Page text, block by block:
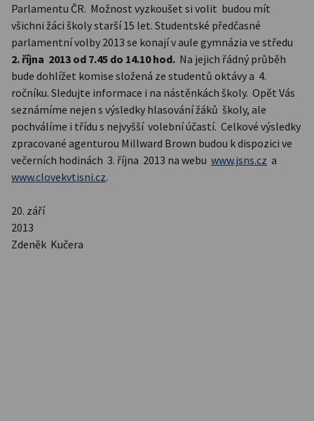
Parlamentu ČR. Možnost vyzkoušet si volit budou mít
všichni žáci školy starší 15 let. Studentské předčasné
parlamentní volby 2013 se konají v aule gymnázia ve středu
2. října 2013 od 7.45 do 14.10 hod. Na jejich řádný průběh
bude dohlížet komise složená ze studentů oktávy a 4.
ročníku. Sledujte informace i na nástěnkách školy. Opět Vás
seznámíme nejen s výsledky hlasování žáků školy, ale
pochválíme i třídu s nejvyšší volební účastí. Celkové výsledky
zpracované agenturou Millward Brown budou k dispozici ve
večerních hodinách 3. října 2013 na webu www.jsns.cz a
www.clovekvtisni.cz.
20. září
2013
Zdeněk Kučera